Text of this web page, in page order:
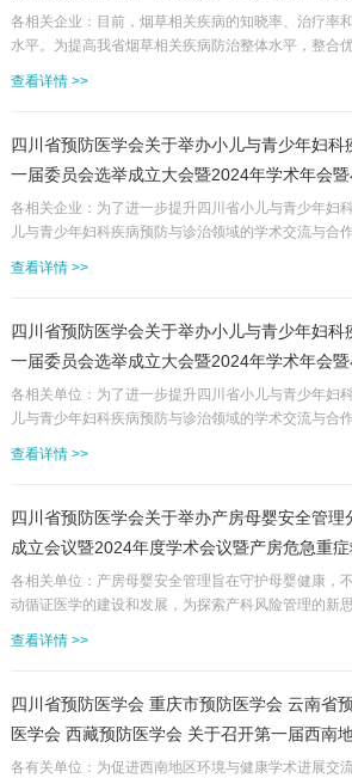
四川省戒烟联盟成立会的企业参会通知 （第
各相关企业：目前，烟草相关疾病的知晓率、治疗率
水平。为提高我省烟草相关疾病防治整体水平，整合
关疾病防治能力和条件相对落后地区的管理现状。由
举成立大会暨2024年学术大会暨四川省烟草相关肺部
烟联盟第一届委员会选举成立会”拟于2024年11月30
查看详情 >>
四川省预防医学会关于举办小儿与青少年妇科
一届委员会选举成立大会暨2024年学术年会
诊疗培训班的企业参会通知
各相关企业：为了进一步提升四川省小儿与青少年妇
儿与青少年妇科疾病预防与诊治领域的学术交流与合
学会主办，四川省妇幼保健院承办的“四川省预防医学
疾病诊疗培训班”拟于2024年10月18-20日在成都市举
内妇科及儿科知名专家教授参会，将以专题讲座、大
查看详情 >>
四川省预防医学会关于举办小儿与青少年妇科
一届委员会选举成立大会暨2024年学术年会
诊疗培训班的通知
各相关单位：为了进一步提升四川省小儿与青少年妇
儿与青少年妇科疾病预防与诊治领域的学术交流与合
学会主办，四川省妇幼保健院承办的“四川省预防医学
疾病诊疗培训班”定于2024年10月18-20日在成都市
如下：一、大会组织主办单位：四川省预防医学会承
查看详情 >>
四川省预防医学会关于举办产房母婴安全管
成立会议暨2024年度学术会议暨产房危急重
（第二轮）
各相关单位：产房母婴安全管理旨在守护母婴健康，
动循证医学的建设和发展，为探索产科风险管理的新
防医学会定于2024年10月18-20日在成都市举办“产房
邀请国内权威专家进行授课，欢迎相关领域同仁出席
下：一、会议时间与地点1.报到时间：2024年10月18
查看详情 >>
四川省预防医学会 重庆市预防医学会 云南省
医学会 西藏预防医学会 关于召开第一届西南
知（第二轮）
各有关单位：为促进西南地区环境与健康学术进展交